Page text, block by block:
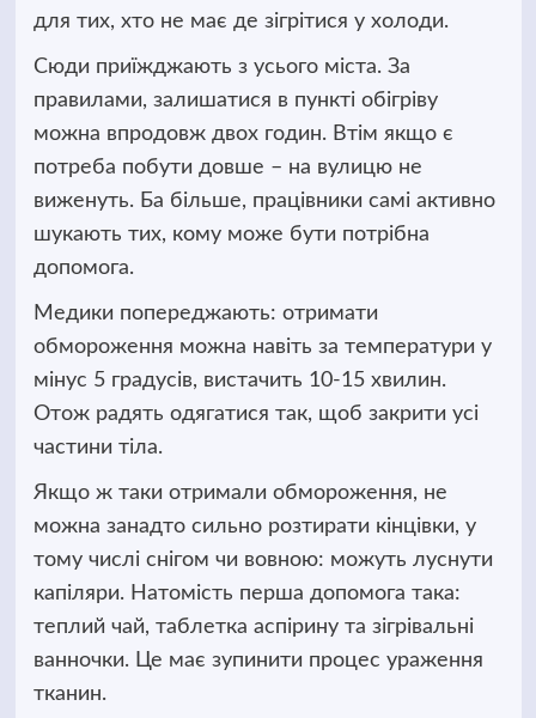
для тих, хто не має де зігрітися у холоди.
Сюди приїжджають з усього міста. За
правилами, залишатися в пункті обігріву
можна впродовж двох годин. Втім якщо є
потреба побути довше – на вулицю не
виженуть. Ба більше, працівники самі активно
шукають тих, кому може бути потрібна
допомога.
Медики попереджають: отримати
обмороження можна навіть за температури у
мінус 5 градусів, вистачить 10-15 хвилин.
Отож радять одягатися так, щоб закрити усі
частини тіла.
Якщо ж таки отримали обмороження, не
можна занадто сильно розтирати кінцівки, у
тому числі снігом чи вовною: можуть луснути
капіляри. Натомість перша допомога така:
теплий чай, таблетка аспірину та зігрівальні
ванночки. Це має зупинити процес ураження
тканин.